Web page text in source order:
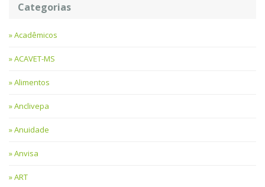
Categorias
Acadêmicos
ACAVET-MS
Alimentos
Anclivepa
Anuidade
Anvisa
ART